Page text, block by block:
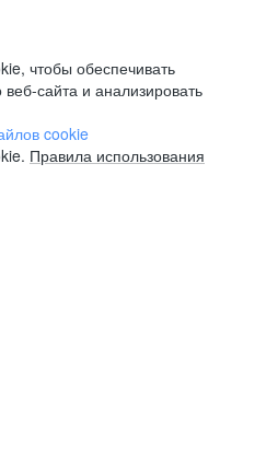
чтобы обеспечивать
сайта и анализировать
cookie
Правила использования